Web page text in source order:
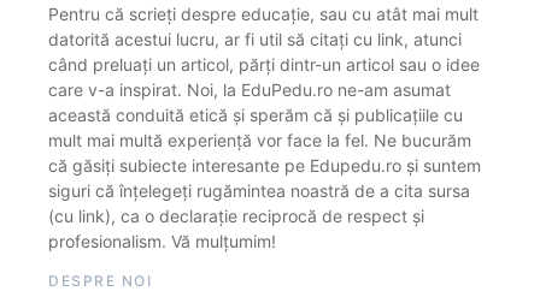
Pentru că scrieți despre educație, sau cu atât mai mult
datorită acestui lucru, ar fi util să citați cu link, atunci
când preluați un articol, părți dintr-un articol sau o idee
care v-a inspirat. Noi, la EduPedu.ro ne-am asumat
această conduită etică și sperăm că și publicațiile cu
mult mai multă experiență vor face la fel. Ne bucurăm
că găsiți subiecte interesante pe Edupedu.ro și suntem
siguri că înțelegeți rugămintea noastră de a cita sursa
(cu link), ca o declarație reciprocă de respect și
profesionalism. Vă mulțumim!
DESPRE NOI